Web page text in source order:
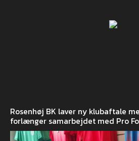
Rosenhøj BK laver ny klubaftale
forlænger samarbejdet med Pro